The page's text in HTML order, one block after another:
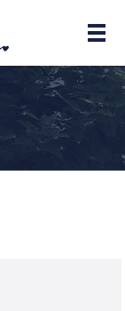
メ